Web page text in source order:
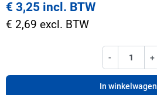
€ 3,25 incl. BTW
€ 2,69 excl. BTW
- +
In winkelwagen